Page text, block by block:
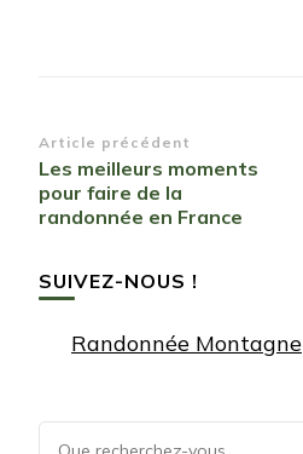
Navigation
d’article
Article précédent
Les meilleurs moments
pour faire de la
randonnée en France
SUIVEZ-NOUS !
Randonnée Montagne
Vous